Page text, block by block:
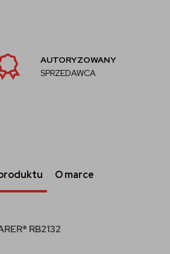
AUTORYZOWANY
SPRZEDAWCA
O marce
RB2132